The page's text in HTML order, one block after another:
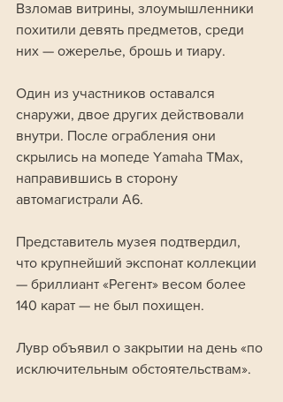
Взломав витрины, злоумышленники
похитили девять предметов, среди
них — ожерелье, брошь и тиару.
Один из участников оставался
снаружи, двое других действовали
внутри. После ограбления они
скрылись на мопеде Yamaha TMax,
направившись в сторону
автомагистрали А6.
Представитель музея подтвердил,
что крупнейший экспонат коллекции
— бриллиант «Регент» весом более
140 карат — не был похищен.
Лувр объявил о закрытии на день «по
исключительным обстоятельствам».